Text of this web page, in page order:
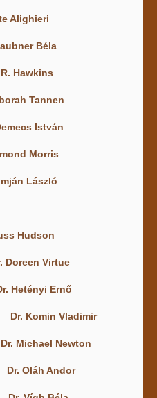
Alighieri
Béla
Hawkins
Tannen
István
Morris
László
Hudson
Doreen Virtue
Hetényi Ernő
Dr. Komin Vladimir
Dr. Michael Newton
Dr. Oláh Andor